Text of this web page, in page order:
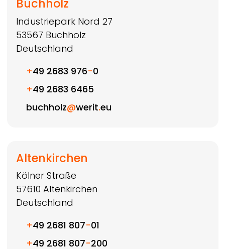
Buchholz
Industriepark Nord 27
53567 Buchholz
Deutschland
+49 2683 976-0
+49 2683 6465
buchholz@werit.eu
Altenkirchen
Kölner Straße
57610 Altenkirchen
Deutschland
+49 2681 807-01
+49 2681 807-200